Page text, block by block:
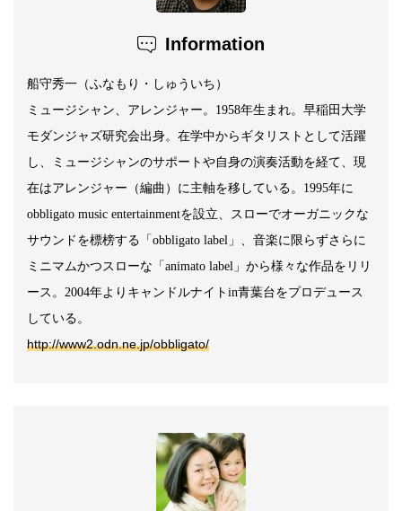
Information
船守秀一（ふなもり・しゅういち）
ミュージシャン、アレンジャー。 1958年生まれ。早稲田大学
モダンジャズ研究会出身。在学中からギタリストとして活躍
し、ミュージシャンのサポートや自身の演奏活動を経て、現
在はアレンジャー（編曲）に主軸を移している。 1995年に
obbligato music entertainmentを設立、スローでオーガニックな
サウンドを標榜する「 obbligato label 」、音楽に限らずさらに
ミニマムかつスローな「 animato label 」から様々な作品をリリ
ース。 2004年よりキャンドルナイト in青葉台をプロデュース
している。
http://www2.odn.ne.jp/obbligato/